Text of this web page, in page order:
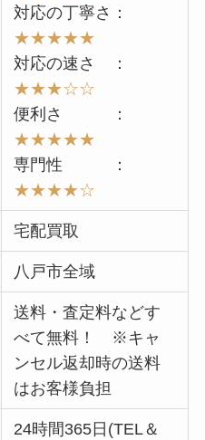
対応の丁寧さ：
★★★★★
対応の速さ ：
★★★☆☆
便利さ ：
★★★★★
専門性 ：
★★★★☆
宅配買取
八戸市全域
送料・査定料などす
べて無料！ ※キャ
ンセル返却時の送料
はお客様負担
24時間365日(TEL＆